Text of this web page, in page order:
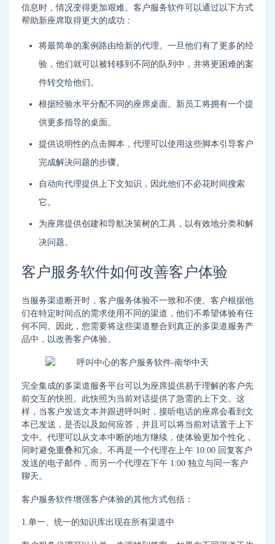
信息时，情况变得更加艰难。客户服务软件可以通过以下方式
帮助新座席取得更大的成功：
将最简单的案例路由给新的代理。一旦他们有了更多的经
验，他们就可以被转移到不同的队列中，并将更困难的案
件转交给他们。
根据经验水平分配不同的座席桌面。新员工将拥有一个提
供更多指导的桌面。
提供说明性的点击脚本，代理可以使用这些脚本引导客户
完成解决问题的步骤。
自动向代理提供上下文知识，因此他们不必花时间搜索
它。
为座席提供创建和导航决策树的工具，以有效地分类和解
决问题。
客户服务软件如何改善客户体验
当服务渠道断开时，客户服务体验不一致和不便。客户根据他
们在特定时间点的需求使用不同的渠道，他们不希望体验有任
何不同。因此，您需要将这些渠道整合到真正的多渠道服务产
品中，以改善客户体验。
完全集成的多渠道服务平台可以为座席提供易于理解的客户先
前交互的快照。此快照为当前对话提供了急需的上下文。这
样，当客户发送文本并跟进呼叫时，接听电话的座席会看到文
本已发送，是否以及如何应答，并且可以将当前对话置于上下
文中。代理可以从文本中断的地方继续，使体验更加个性化，
同时避免重叠和冗余。不再是一个代理在上午 10:00 回复客户
发送的电子邮件，而另一个代理在下午 1:00 独立与同一客户
聊天。
客户服务软件增强客户体验的其他方式包括：
1.单一、统一的知识库出现在所有渠道中